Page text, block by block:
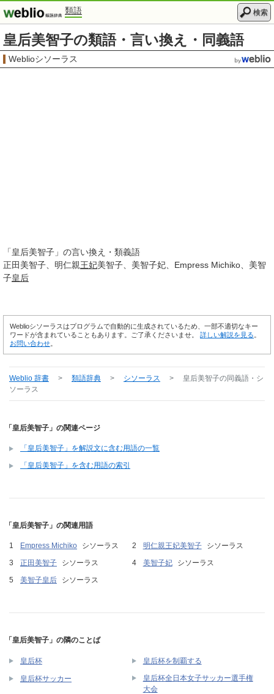
類語 検索
皇后美智子の類語・言い換え・同義語
Weblioシソーラス
「皇后美智子 」の言い換え・類義語
正田美智子
明仁親王妃美智子 美智子妃 Empress Michiko
美智
子皇后
Weblioシソーラスはプログラムで自動的に生成されているため、一部不適切なキー
ワードが含まれていることもあります。ご了承くださいませ。 詳しい解説を見る
お問い合わせ
Weblio 辞書 > 類語辞典 > シソーラス > 皇后美智子の同義語・シ
ソーラス
「皇后美智子」の関連ページ
「皇后美智子」を解説文に含む用語の一覧
「皇后美智子」を含む用語の索引
「皇后美智子」の関連用語
Empress Michiko シソーラス 明仁親王妃美智子
シソーラス
正田美智子
シソーラス 美智子妃
シソーラス
美智子皇后
シソーラス
「皇后美智子」の隣のことば
皇后杯 皇后杯を制覇する
皇后杯サッカー
皇后杯全日本女子サッカー選手権
大会